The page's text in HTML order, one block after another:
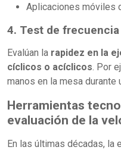
Aplicaciones móviles
4. Test de
Evalúan la rapidez en la
cíclicos o acíclicos. Por
manos en la mesa durante
Herramientas
evaluación de la
En las últimas décadas, la